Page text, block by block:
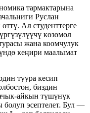
тармактарына
Руслан
Ал студенттерге
көзөмөл
жана коомчулук
кеңири маалымат
туура кесип
биздин
айкын түшүнүк
эсептелет. Бул —